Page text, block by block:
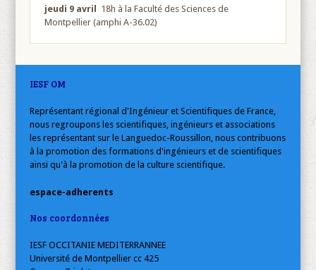
jeudi 9 avril
18h à la Faculté des Sciences de
Montpellier (amphi A-36.02)
IESF OM
Représentant régional d'Ingénieur et Scientifiques de France,
nous regroupons les scientifiques, ingénieurs et associations
les représentant sur le Languedoc-Roussillon, nous contribuons
à la promotion des formations d'ingénieurs et de scientifiques
ainsi qu'à la promotion de la culture scientifique.
espace-adherents
Nos coordonnées
IESF OCCITANIE MEDITERRANNEE
Université de Montpellier cc 425